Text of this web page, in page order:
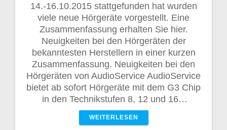
14.-16.10.2015 stattgefunden hat wurden
viele neue Hörgeräte vorgestellt. Eine
Zusammenfassung erhalten Sie hier.
Neuigkeiten bei den Hörgeräten der
bekanntesten Herstellern in einer kurzen
Zusammenfassung. Neuigkeiten bei den
Hörgeräten von AudioService AudioService
bietet ab sofort Hörgeräte mit dem G3 Chip
in den Technikstufen 8, 12 und 16…
WEITERLESEN